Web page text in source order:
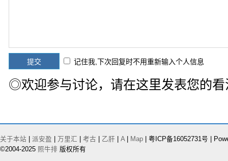
记住我,下次回复时不用重新输入个人信息
◎欢迎参与讨论，请在这里发表您的
关于本站 派安盈 万里汇 考古 乙肝 A| Map | 粤ICP备16052731号 |
©2004-2025 照牛排 版权所有